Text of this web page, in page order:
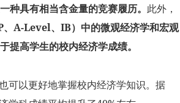
种具有相当含金量的竞赛履历。 此外，
、A-Level、IB）中的微观经济学和宏观
提高学生的校内经济学成绩。
可以更好地掌握校内经济学知识。据